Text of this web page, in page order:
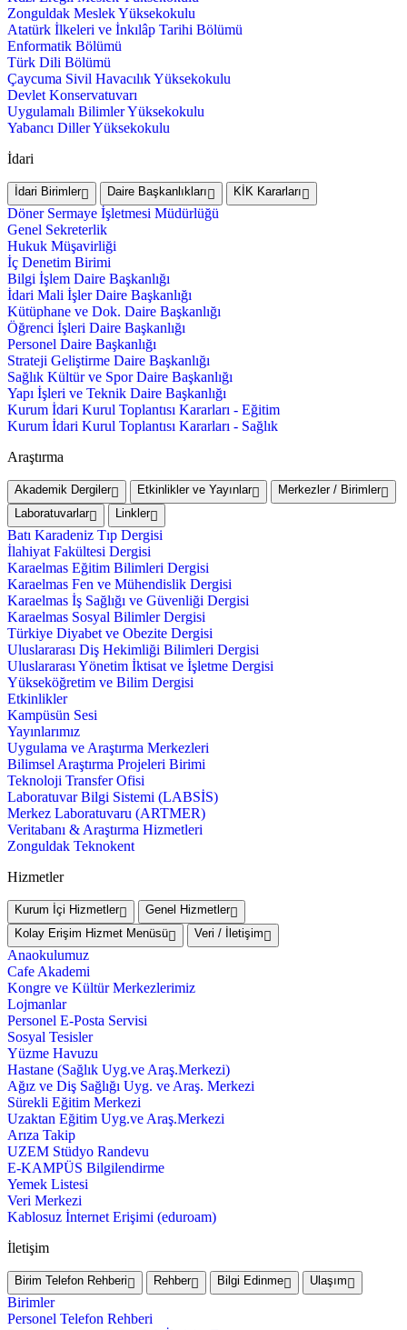
Zonguldak Meslek Yüksekokulu
Atatürk İlkeleri ve İnkılâp Tarihi Bölümü
Enformatik Bölümü
Türk Dili Bölümü
Çaycuma Sivil Havacılık Yüksekokulu
Devlet Konservatuvarı
Uygulamalı Bilimler Yüksekokulu
Yabancı Diller Yüksekokulu
İdari
İdari Birimler Daire Başkanlıkları KİK Kararları
Döner Sermaye İşletmesi Müdürlüğü
Genel Sekreterlik
Hukuk Müşavirliği
İç Denetim Birimi
Bilgi İşlem Daire Başkanlığı
İdari Mali İşler Daire Başkanlığı
Kütüphane ve Dok. Daire Başkanlığı
Öğrenci İşleri Daire Başkanlığı
Personel Daire Başkanlığı
Strateji Geliştirme Daire Başkanlığı
Sağlık Kültür ve Spor Daire Başkanlığı
Yapı İşleri ve Teknik Daire Başkanlığı
Kurum İdari Kurul Toplantısı Kararları - Eğitim
Kurum İdari Kurul Toplantısı Kararları - Sağlık
Araştırma
Akademik Dergiler Etkinlikler ve Yayınlar
Merkezler / Birimler
Laboratuvarlar
Linkler
Batı Karadeniz Tıp Dergisi
İlahiyat Fakültesi Dergisi
Karaelmas Eğitim Bilimleri Dergisi
Karaelmas Fen ve Mühendislik Dergisi
Karaelmas İş Sağlığı ve Güvenliği Dergisi
Karaelmas Sosyal Bilimler Dergisi
Türkiye Diyabet ve Obezite Dergisi
Uluslararası Diş Hekimliği Bilimleri Dergisi
Uluslararası Yönetim İktisat ve İşletme Dergisi
Yükseköğretim ve Bilim Dergisi
Etkinlikler
Kampüsün Sesi
Yayınlarımız
Uygulama ve Araştırma Merkezleri
Bilimsel Araştırma Projeleri Birimi
Teknoloji Transfer Ofisi
Laboratuvar Bilgi Sistemi (LABSİS)
Merkez Laboratuvaru (ARTMER)
Veritabanı & Araştırma Hizmetleri
Zonguldak Teknokent
Hizmetler
Kurum İçi Hizmetler
Genel Hizmetler
Kolay Erişim Hizmet Menüsü
Veri / İletişim
Anaokulumuz
Cafe Akademi
Kongre ve Kültür Merkezlerimiz
Lojmanlar
Personel E-Posta Servisi
Sosyal Tesisler
Yüzme Havuzu
Hastane (Sağlık Uyg.ve Araş.Merkezi)
Ağız ve Diş Sağlığı Uyg. ve Araş. Merkezi
Sürekli Eğitim Merkezi
Uzaktan Eğitim Uyg.ve Araş.Merkezi
Arıza Takip
UZEM Stüdyo Randevu
E-KAMPÜS Bilgilendirme
Yemek Listesi
Veri Merkezi
Kablosuz İnternet Erişimi (eduroam)
İletişim
Birim Telefon Rehberi Rehber Bilgi Edinme Ulaşım
Birimler
Personel Telefon Rehberi